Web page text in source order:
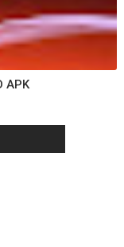
APK